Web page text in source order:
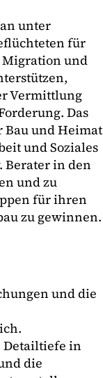
unter
für
Migration und
Vermittlung
Das
und Heimat
und Soziales
in den
und zu
für ihren
zu gewinnen.
und die
Detailtiefe in
die